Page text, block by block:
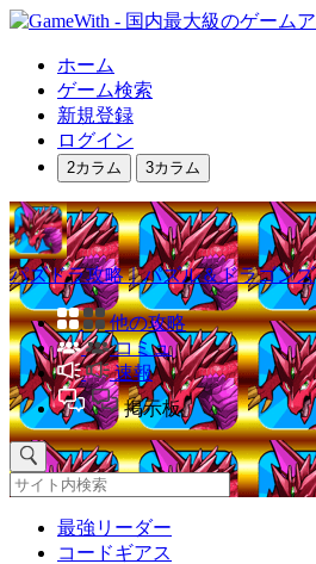
ホーム
ゲーム検索
新規登録
ログイン
2カラム 3カラム
パズドラ攻略｜パズル＆ドラゴンズ
他の攻略
コミュ
速報
掲示板
最強リーダー
コードギアス